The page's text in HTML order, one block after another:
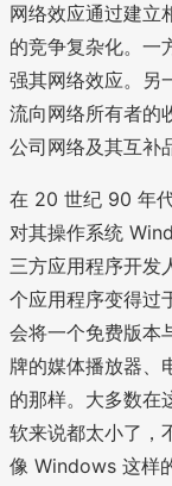
网络效应通过建立
的竞争复杂化。一
强其网络效应。另
流向网络所有者的
公司网络及其互补
在 20 世纪 90 年
对其操作系统
三方应用程序开发
个应用程序变得过
会将一个免费版本
牌的媒体播放器、
的那样。大多数在
软来说都太小了，
像 Windows 这样